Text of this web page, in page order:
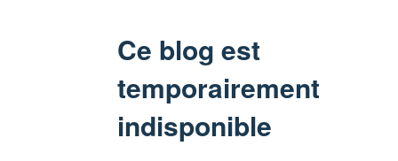
Ce blog est
temporairement
indisponible